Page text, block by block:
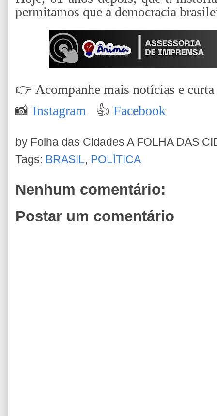
permitamos que a democracia
👉 Acompanhe mais notícias e curta
📸 Instagram 👍 Facebook
by Folha das Cidades A FOLHA DAS
Tags: BRASIL, POLÍTICA
Nenhum comentário:
Postar um comentário